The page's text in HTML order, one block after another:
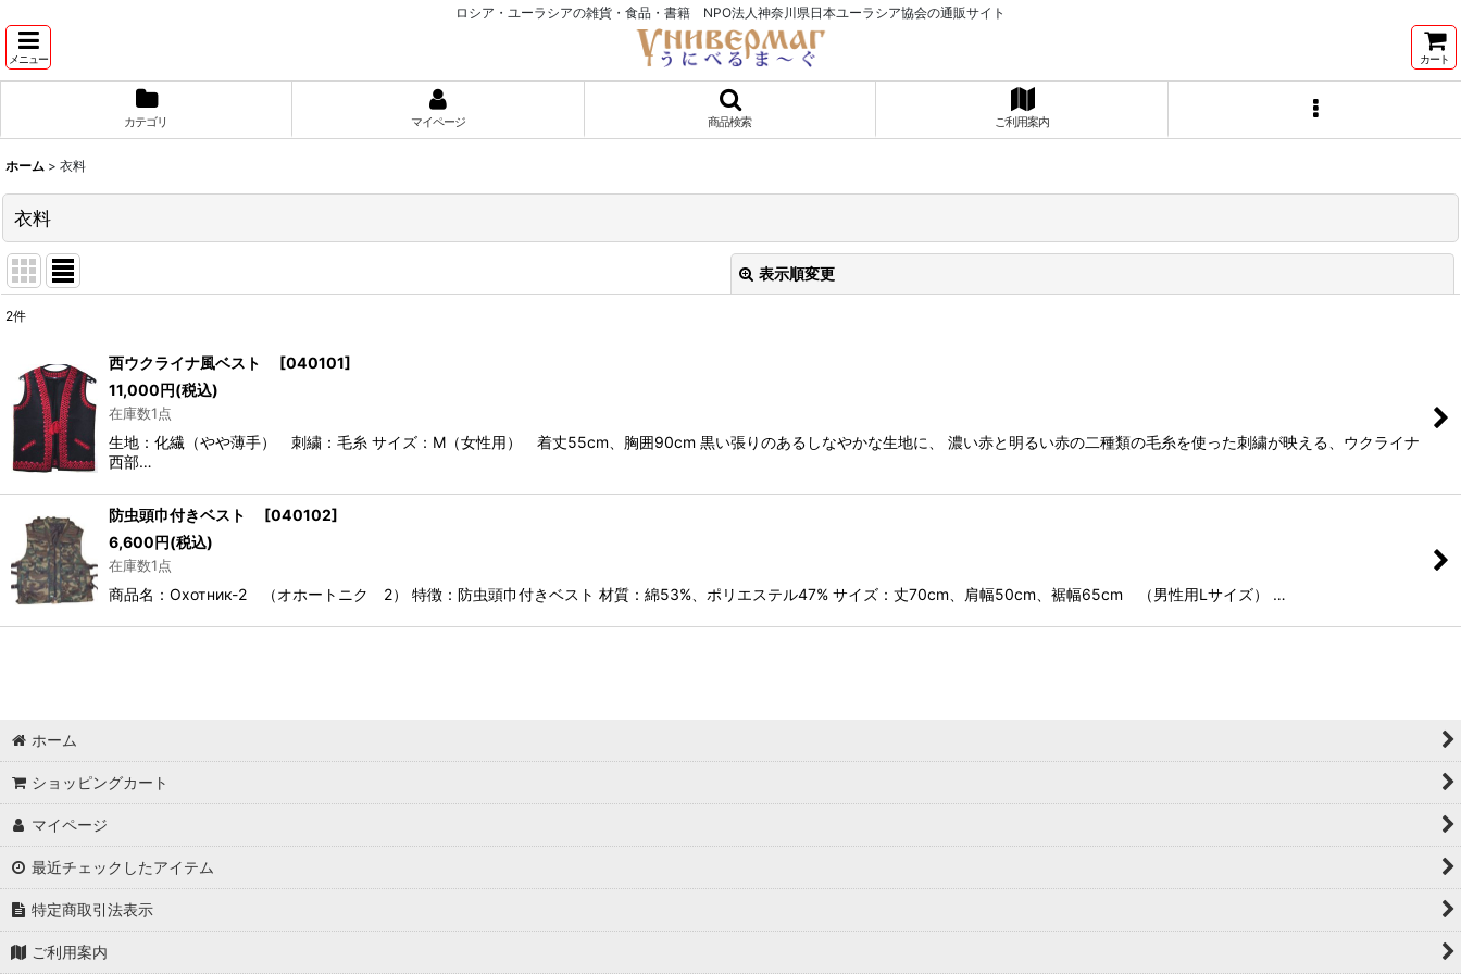
ロシア・ユーラシアの雑貨・食品・書籍 NPO法人神奈川県日本ユーラシア協会の通販サイト
メニュー カート
カテゴリ マイページ 商品検索 ご利用案内
ホーム > 衣料
衣料
表示順変更
表示数:
並び順:
2件
西ウクライナ風ベスト [040101]
11,000円(税込)
在庫数1点
生地：化繊（やや薄手） 刺繍：毛糸 サイズ：M（女性用） 着丈55cm、胸囲90cm 黒い張りのあるしなやかな生地に、 濃い赤と明るい赤の二種類の毛糸を使った刺繍が映える、ウクライナ
西部…
防虫頭巾付きベスト [040102]
6,600円(税込)
在庫数1点
商品名：Охотник-2 （オホートニク 2） 特徴：防虫頭巾付きベスト 材質：綿53%、ポリエステル47% サイズ：丈70cm、肩幅50cm、裾幅65cm （男性用Lサイズ） …
ホーム
ショッピングカート
マイページ
最近チェックしたアイテム
特定商取引法表示
ご利用案内